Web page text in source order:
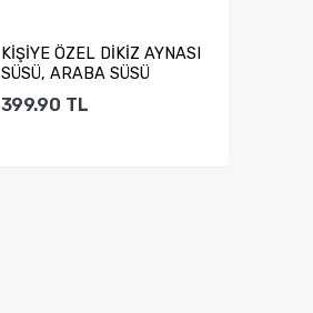
KİŞİYE ÖZEL DİKİZ AYNASI
SÜSÜ, ARABA SÜSÜ
399.90 TL